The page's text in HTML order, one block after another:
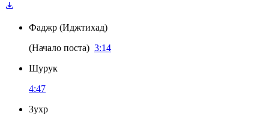
Фаджр (Иджтихад)
(Начало поста) 3:14
Шурук
4:47
Зухр